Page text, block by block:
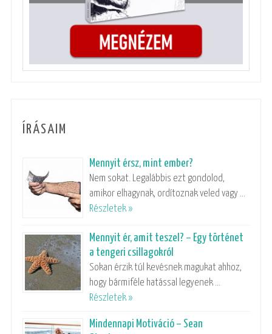
ÍRÁSAIM
Mennyit érsz, mint ember?
Nem sokat. Legalábbis ezt gondolod,
amikor elhagynak, ordítoznak veled vagy …
Részletek »
Mennyit ér, amit teszel? – Egy történet
a tengeri csillagokról
Sokan érzik túl kevésnek magukat ahhoz,
hogy bármiféle hatással legyenek …
Részletek »
Mindennapi Motiváció – Sean